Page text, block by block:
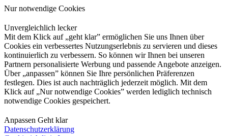
Nur notwendige Cookies
Unvergleichlich lecker
Mit dem Klick auf „geht klar” ermöglichen Sie uns Ihnen über
Cookies ein verbessertes Nutzungserlebnis zu servieren und dieses
kontinuierlich zu verbessern. So können wir Ihnen bei unseren
Partnern personalisierte Werbung und passende Angebote anzeigen.
Über „anpassen” können Sie Ihre persönlichen Präferenzen
festlegen. Dies ist auch nachträglich jederzeit möglich. Mit dem
Klick auf „Nur notwendige Cookies” werden lediglich technisch
notwendige Cookies gespeichert.
Anpassen Geht klar
Datenschutzerklärung